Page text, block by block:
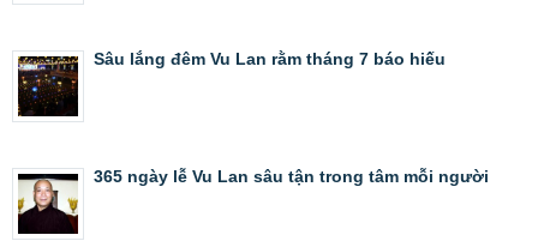
Sâu lắng đêm Vu Lan rằm tháng 7 báo hiếu
365 ngày lễ Vu Lan sâu tận trong tâm mỗi người